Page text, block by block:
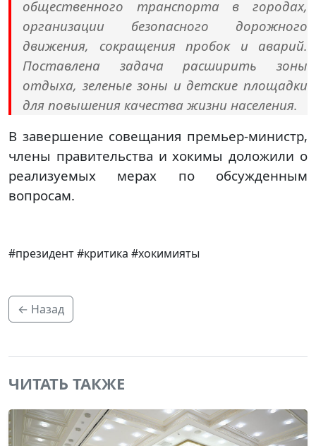
общественного транспорта в городах,
организации безопасного дорожного
движения, сокращения пробок и аварий.
Поставлена задача расширить зоны
отдыха, зеленые зоны и детские площадки
для повышения качества жизни населения.
В завершение совещания премьер-министр,
члены правительства и хокимы доложили о
реализуемых мерах по обсужденным
вопросам.
#президент #критика #хокимияты
← Назад
ЧИТАТЬ ТАКЖЕ